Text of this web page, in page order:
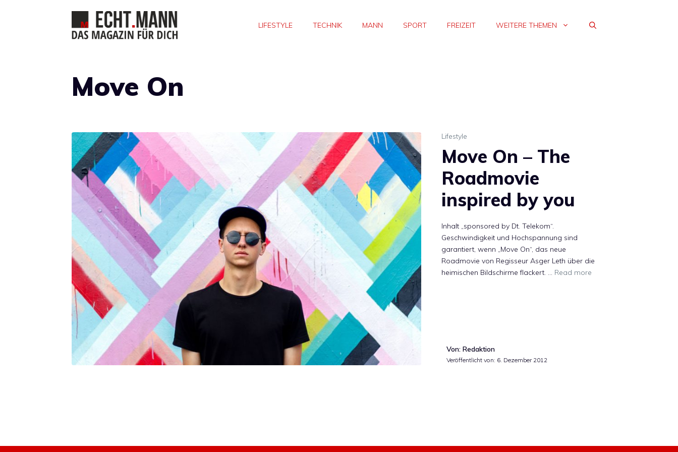
LIFESTYLE TECHNIK MANN SPORT FREIZEIT WEITERE THEMEN
Move On
Lifestyle
Move On – The
Roadmovie
inspired by you
Inhalt „sponsored by Dt. Telekom“.
Geschwindigkeit und Hochspannung sind
garantiert, wenn „Move On“, das neue
Roadmovie von Regisseur Asger Leth über die
heimischen Bildschirme flackert. … Read more
Von: Redaktion
Veröffentlicht von: 6. Dezember 2012